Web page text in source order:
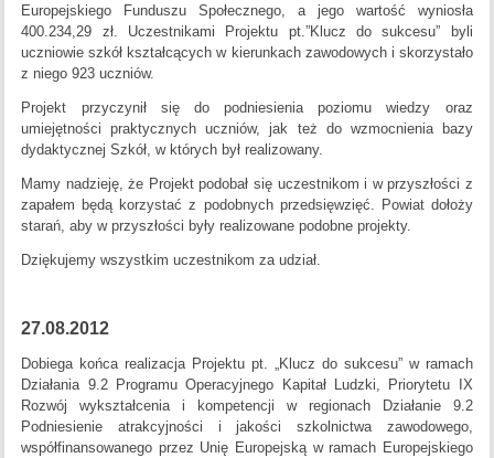
Europejskiego Funduszu Społecznego, a jego wartość wyniosła
400.234,29 zł. Uczestnikami Projektu pt.”Klucz do sukcesu” byli
uczniowie szkół kształcących w kierunkach zawodowych i skorzystało
z niego 923 uczniów.
Projekt przyczynił się do podniesienia poziomu wiedzy oraz
umiejętności praktycznych uczniów, jak też do wzmocnienia bazy
dydaktycznej Szkół, w których był realizowany.
Mamy nadzieję, że Projekt podobał się uczestnikom i w przyszłości z
zapałem będą korzystać z podobnych przedsięwzięć. Powiat dołoży
starań, aby w przyszłości były realizowane podobne projekty.
Dziękujemy wszystkim uczestnikom za udział.
27.08.2012
Dobiega końca realizacja Projektu pt. „Klucz do sukcesu” w ramach
Działania 9.2 Programu Operacyjnego Kapitał Ludzki, Priorytetu IX
Rozwój wykształcenia i kompetencji w regionach Działanie 9.2
Podniesienie atrakcyjności i jakości szkolnictwa zawodowego,
współfinansowanego przez Unię Europejską w ramach Europejskiego